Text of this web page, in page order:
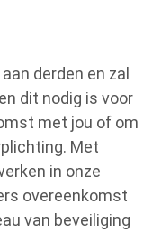
derden en zal
dit nodig is voor
met jou of om
Met
in onze
overeenkomst
van beveiliging